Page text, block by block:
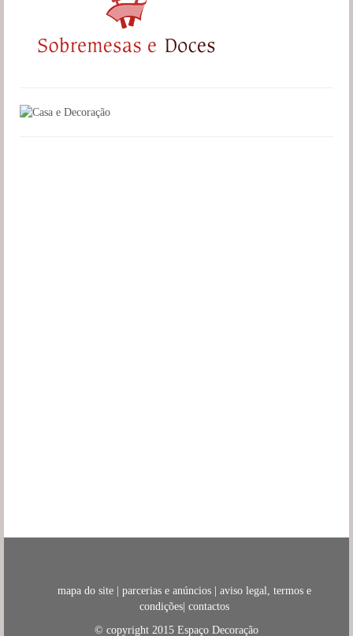
mapa do site | parcerias e anúncios | aviso legal, termos e
condições| contactos
© copyright 2015 Espaço Decoração